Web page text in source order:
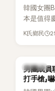
韓國女團
本是值得
排引發粉
K氏鄉民
K-POP
男團成員
打手槍」